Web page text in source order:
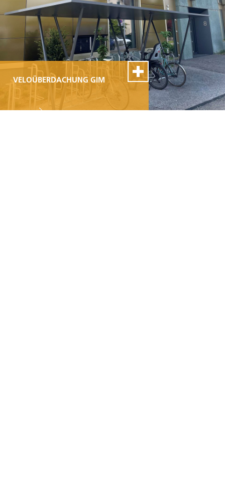
VELOÜBERDACHUNG GIM
100% Swiss Made
Personnalisable